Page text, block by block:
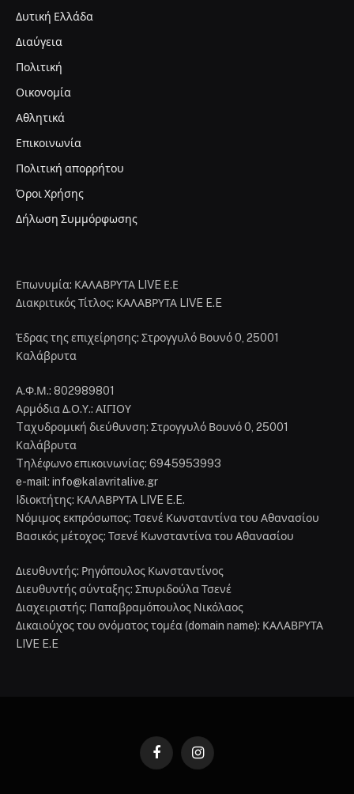
Δυτική Ελλάδα
Διαύγεια
Πολιτική
Οικονομία
Αθλητικά
Επικοινωνία
Πολιτική απορρήτου
Όροι Χρήσης
Δήλωση Συμμόρφωσης
Επωνυμία: ΚΑΛΑΒΡΥΤΑ LIVE Ε.Ε
Διακριτικός Τίτλος: ΚΑΛΑΒΡΥΤΑ LIVE E.E
Έδρας της επιχείρησης: Στρογγυλό Βουνό 0, 25001
Καλάβρυτα
Α.Φ.Μ.: 802989801
Αρμόδια Δ.Ο.Υ.: ΑΙΓΙΟΥ
Tαχυδρομική διεύθυνση: Στρογγυλό Βουνό 0, 25001
Καλάβρυτα
Tηλέφωνο επικοινωνίας: 6945953993
e-mail: info@kalavritalive.gr
Iδιοκτήτης: ΚΑΛΑΒΡΥΤΑ LIVE E.E.
Νόμιμος εκπρόσωπος: Τσενέ Κωνσταντίνα του Αθανασίου
Βασικός μέτοχος: Τσενέ Κωνσταντίνα του Αθανασίου
Διευθυντής: Ρηγόπουλος Κωνσταντίνος
Διευθυντής σύνταξης: Σπυριδούλα Τσενέ
Διαχειριστής: Παπαβραμόπουλος Νικόλαος
Δικαιούχος του ονόματος τομέα (domain name): ΚΑΛΑΒΡΥΤΑ
LIVE E.E
FacebookInstagram